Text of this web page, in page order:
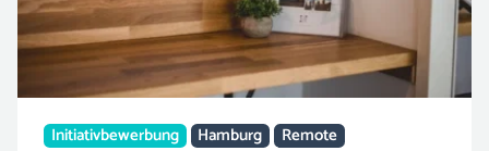
Initiativbewerbung Hamburg Remote